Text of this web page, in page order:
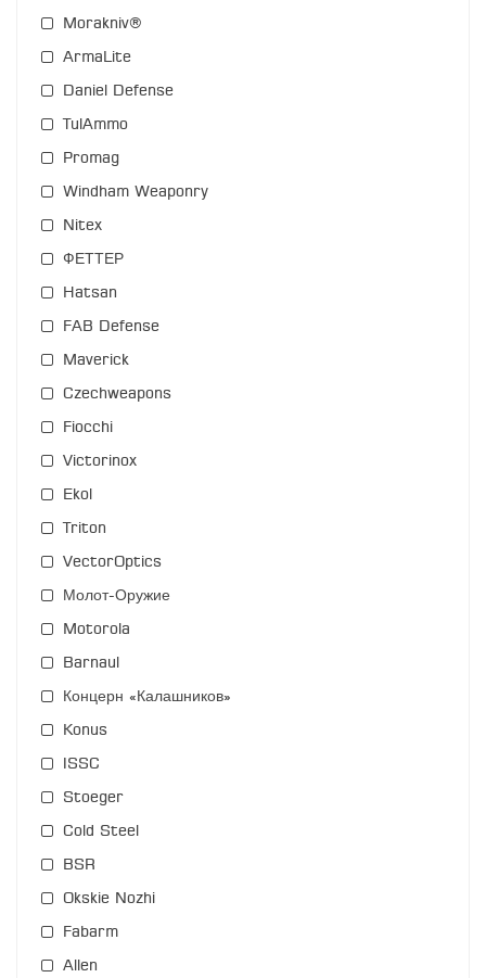
Morakniv®
ArmaLite
Daniel Defense
TulAmmo
Promag
Windham Weaponry
Nitex
ФЕТТЕР
Hatsan
FAB Defense
Maverick
Czechweapons
Fiocchi
Victorinox
Ekol
Triton
VectorOptics
Молот-Оружие
Motorola
Barnaul
Концерн «Калашников»
Konus
ISSC
Stoeger
Cold Steel
BSR
Okskie Nozhi
Fabarm
Allen